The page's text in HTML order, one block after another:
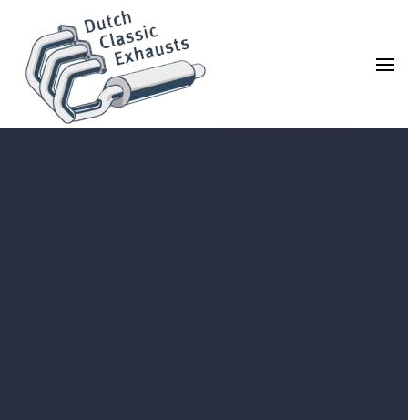
Accéder au contenu principal